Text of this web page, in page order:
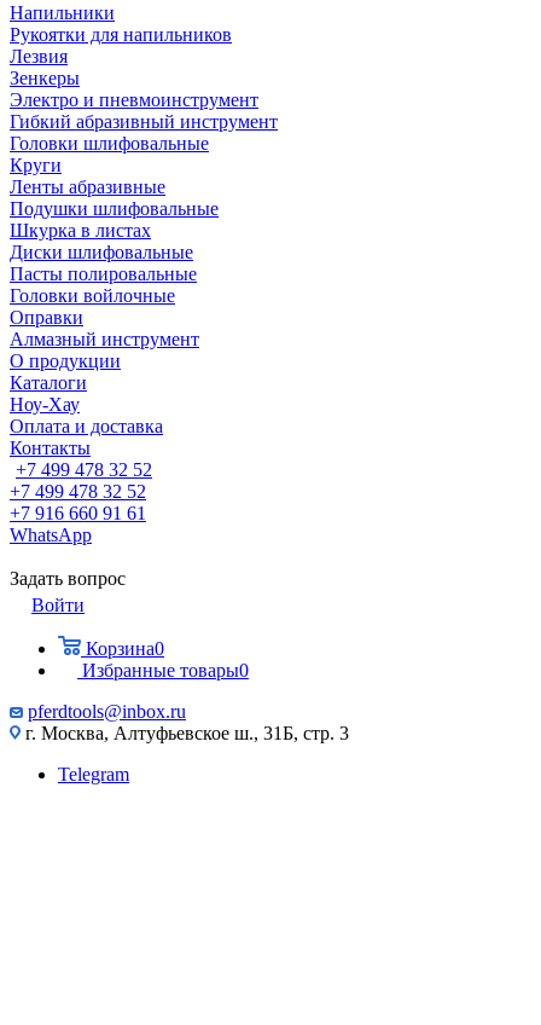
Напильники
Рукоятки для напильников
Лезвия
Зенкеры
Электро и пневмоинструмент
Гибкий абразивный инструмент
Головки шлифовальные
Круги
Ленты абразивные
Подушки шлифовальные
Шкурка в листах
Диски шлифовальные
Пасты полировальные
Головки войлочные
Оправки
Алмазный инструмент
О продукции
Каталоги
Ноу-Хау
Оплата и доставка
Контакты
+7 499 478 32 52
+7 499 478 32 52
+7 916 660 91 61
WhatsApp
Задать вопрос
Войти
Корзина0
Избранные товары0
pferdtools@inbox.ru
г. Москва, Алтуфьевское ш., 31Б, стр. 3
Telegram